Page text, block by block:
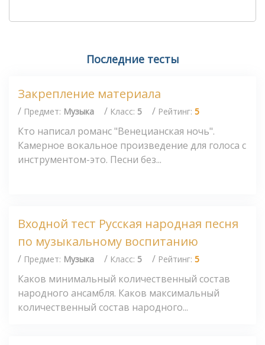
Последние тесты
Закрепление материала
/ Предмет: Музыка / Класс: 5 / Рейтинг: 5
Кто написал романс "Венецианская ночь".
Камерное вокальное произведение для голоса с
инструментом-это. Песни без...
Входной тест Русская народная песня
по музыкальному воспитанию
/ Предмет: Музыка / Класс: 5 / Рейтинг: 5
Каков минимальный количественный состав
народного ансамбля. Каков максимальный
количественный состав народного...